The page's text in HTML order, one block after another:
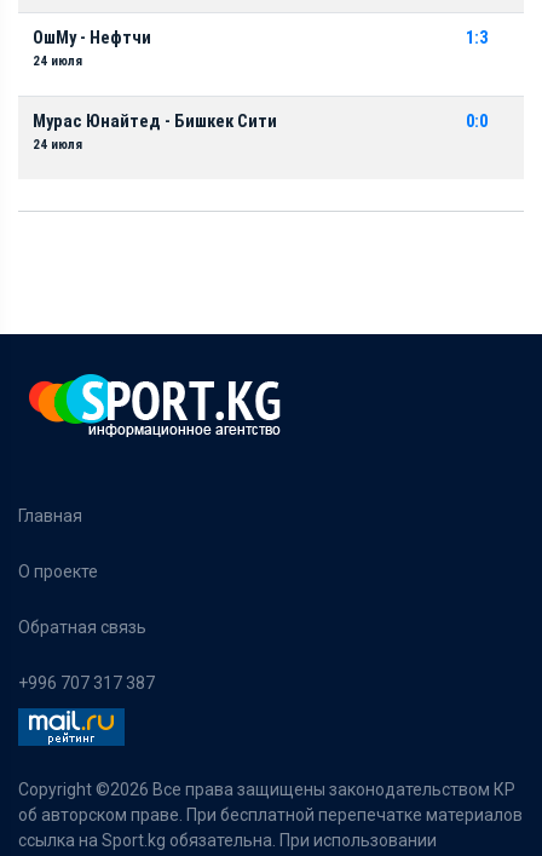
ОшМу - Нефтчи
24 июля
1:3
Мурас Юнайтед - Бишкек Сити
24 июля
0:0
Главная
О проекте
Обратная связь
+996 707 317 387
Copyright ©2026 Все права защищены законодательством КР
об авторском праве. При бесплатной перепечатке материалов
ссылка на Sport.kg обязательна. При использовании